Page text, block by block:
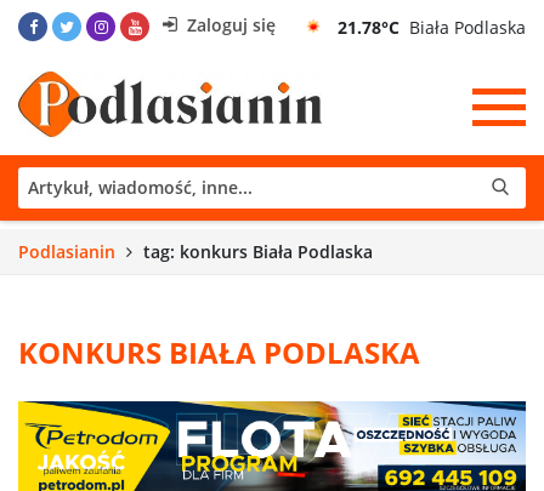
Zaloguj się 21.78°C Biała Podlaska
Podlasianin tag: konkurs Biała Podlaska
KONKURS BIAŁA PODLASKA